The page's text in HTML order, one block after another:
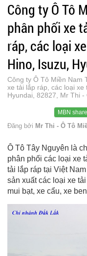
Công ty Ô Tô
phân phối xe
ráp, các loại
Hino, Isuzu,
Công ty Ô Tô Miền Nam
xe tải lắp ráp, các loại xe
Hyundai, 82827, Mr Thi
MBN share
Đăng bởi Mr Thi - Ô Tô
Ô Tô Tây Nguyên là
phân phối các loại xe
tải lắp ráp tại Việt
sản xuất các loại xe
mui bạt, xe cẩu, xe